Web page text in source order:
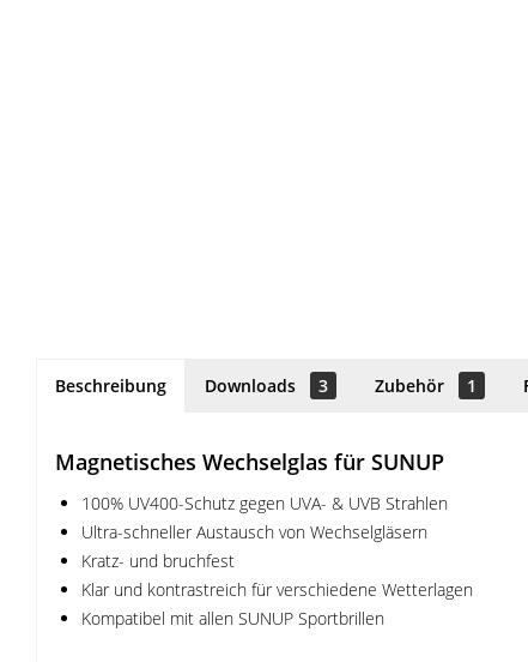
Beschreibung Downloads 3 Zubehör 1
Magnetisches Wechselglas für SUNUP
100% UV400-Schutz gegen UVA- & UVB Strahlen
Ultra-schneller Austausch von Wechselgläsern
Kratz- und bruchfest
Klar und kontrastreich für verschiedene Wetterlagen
Kompatibel mit allen SUNUP Sportbrillen